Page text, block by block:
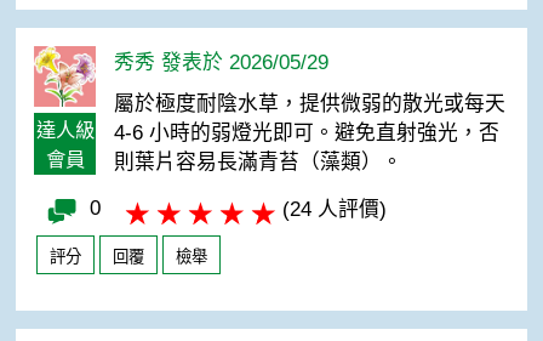
達人級
會員
秀秀 發表於 2026/05/29
屬於極度耐陰水草，提供微弱的散光或每天
4-6 小時的弱燈光即可。避免直射強光，否
則葉片容易長滿青苔（藻類）。
0 (24 人評價)
評分 回覆 檢舉